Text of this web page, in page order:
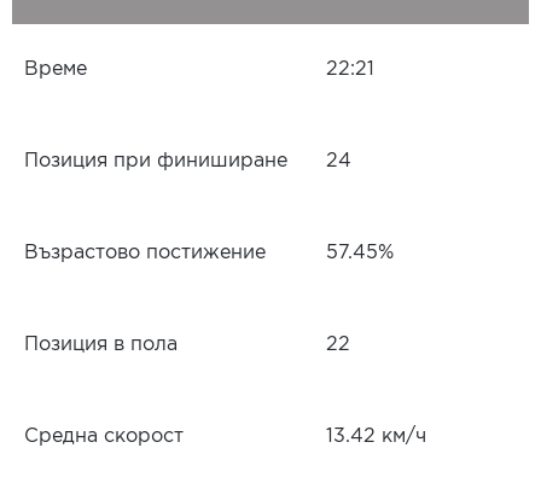
Време 22:21
Позиция при финиширане 24
Възрастово постижение 57.45%
Позиция в пола 22
Средна скорост 13.42 км/ч